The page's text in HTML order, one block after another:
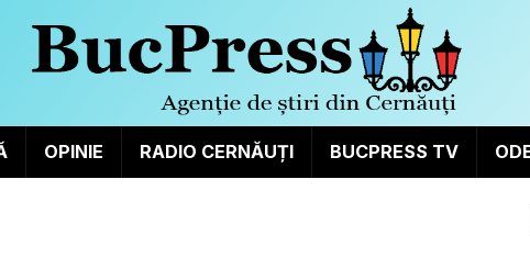
OPINIE RADIO CERNĂUȚI BUCPRESS TV